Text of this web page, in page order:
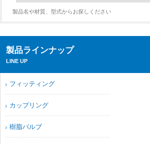
製品名や材質、型式からお探しください
製品ラインナップ
LINE UP
フィッティング
カップリング
樹脂バルブ